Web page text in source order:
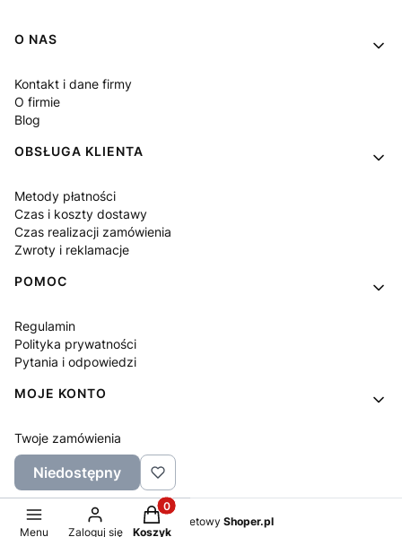
Linki w stopce
O NAS
Kontakt i dane firmy
O firmie
Blog
OBSŁUGA KLIENTA
Metody płatności
Czas i koszty dostawy
Czas realizacji zamówienia
Zwroty i reklamacje
POMOC
Regulamin
Polityka prywatności
Pytania i odpowiedzi
MOJE KONTO
Twoje zamówienia
Ustawienia konta
Ulubione
Sklep internetowy Shoper.pl
Niedostępny
Menu Zaloguj się
Produkty w koszyku: 0. Zobacz
Koszyk